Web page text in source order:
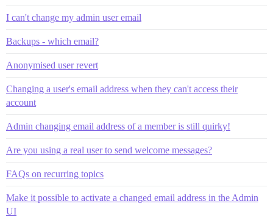
I can't change my admin user email
Backups - which email?
Anonymised user revert
Changing a user's email address when they can't access their
account
Admin changing email address of a member is still quirky!
Are you using a real user to send welcome messages?
FAQs on recurring topics
Make it possible to activate a changed email address in the Admin
UI